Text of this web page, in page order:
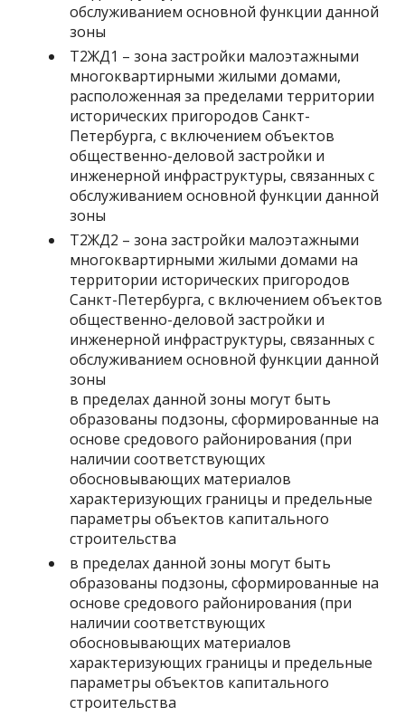
обслуживанием основной функции данной
зоны
Т2ЖД1 – зона застройки малоэтажными
многоквартирными жилыми домами,
расположенная за пределами территории
исторических пригородов Санкт-
Петербурга, с включением объектов
общественно-деловой застройки и
инженерной инфраструктуры, связанных с
обслуживанием основной функции данной
зоны
Т2ЖД2 – зона застройки малоэтажными
многоквартирными жилыми домами на
территории исторических пригородов
Санкт-Петербурга, с включением объектов
общественно-деловой застройки и
инженерной инфраструктуры, связанных с
обслуживанием основной функции данной
зоны
в пределах данной зоны могут быть
образованы подзоны, сформированные на
основе средового районирования (при
наличии соответствующих
обосновывающих материалов
характеризующих границы и предельные
параметры объектов капитального
строительства
в пределах данной зоны могут быть
образованы подзоны, сформированные на
основе средового районирования (при
наличии соответствующих
обосновывающих материалов
характеризующих границы и предельные
параметры объектов капитального
строительства